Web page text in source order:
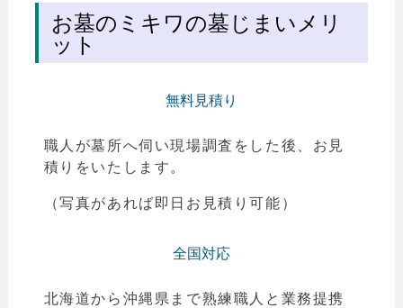
お墓のミキワの墓じまいメリ
ット
無料見積り
職人が墓所へ伺い現場調査をした後、お見
積りをいたします。
（写真があれば即日お見積り可能）
全国対応
北海道から沖縄県まで熟練職人と業務提携